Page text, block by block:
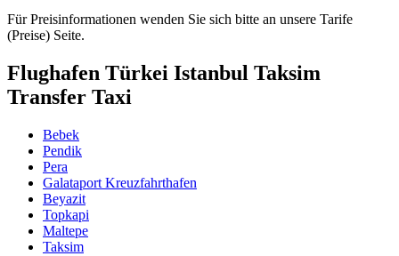
Für Preisinformationen wenden Sie sich bitte an unsere Tarife
(Preise) Seite.
Flughafen Türkei Istanbul Taksim
Transfer Taxi
Bebek
Pendik
Pera
Galataport Kreuzfahrthafen
Beyazit
Topkapi
Maltepe
Taksim